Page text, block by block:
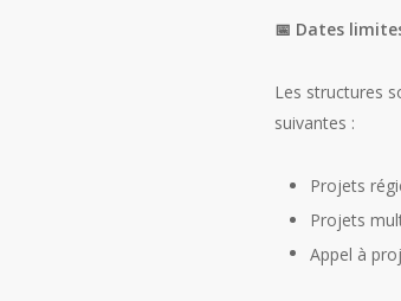
📅 Dates
Les structures
suivantes :
Projets
Projets
Appel à